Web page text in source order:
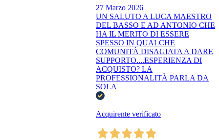
27 Marzo 2026
UN SALUTO A LUCA MAESTRO
DEL BASSO E AD ANTONIO CHE
HA IL MERITO DI ESSERE
SPESSO IN QUALCHE
COMUNITÀ DISAGIATA A DARE
SUPPORTO....ESPERIENZA DI
ACQUISTO? LA
PROFESSIONALITÀ PARLA DA
SOLA
Acquirente verificato